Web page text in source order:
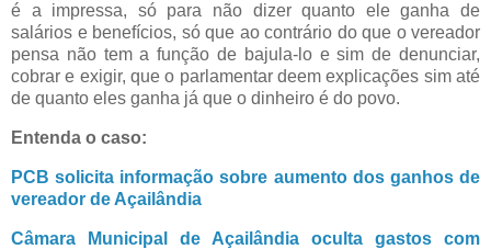
é a impressa, só para não dizer quanto ele ganha de
salários e benefícios, só que ao contrário do que o vereador
pensa não tem a função de bajula-lo e sim de denunciar,
cobrar e exigir, que o parlamentar deem explicações sim até
de quanto eles ganha já que o dinheiro é do povo.
Entenda o caso:
PCB solicita informação sobre aumento dos ganhos de
vereador de Açailândia
Câmara Municipal de Açailândia oculta gastos com